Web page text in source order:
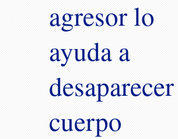
agresor lo
ayuda a
desaparecer
cuerpo